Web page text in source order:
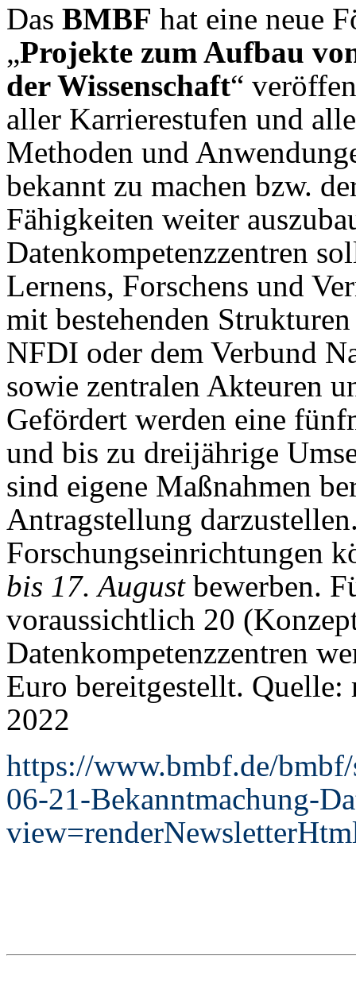
Das BMBF hat eine neue
„Projekte zum Aufbau
der Wissenschaft“
aller Karrierestufen und
Methoden und
bekannt zu machen bzw.
Fähigkeiten weiter
Datenkompetenzzentren
Lernens, Forschens und
mit bestehenden
NFDI oder dem Verbund
sowie zentralen Akteuren
Gefördert werden eine
und bis zu dreijährige
sind eigene Maßnahmen
Antragstellung
Forschungseinrichtungen
bis 17. Augustbewerben.
voraussichtlich 20
Datenkompetenzzentren
Euro bereitgestellt.
2022
https://www.bmbf.de/
06-21-Bekanntmachung-